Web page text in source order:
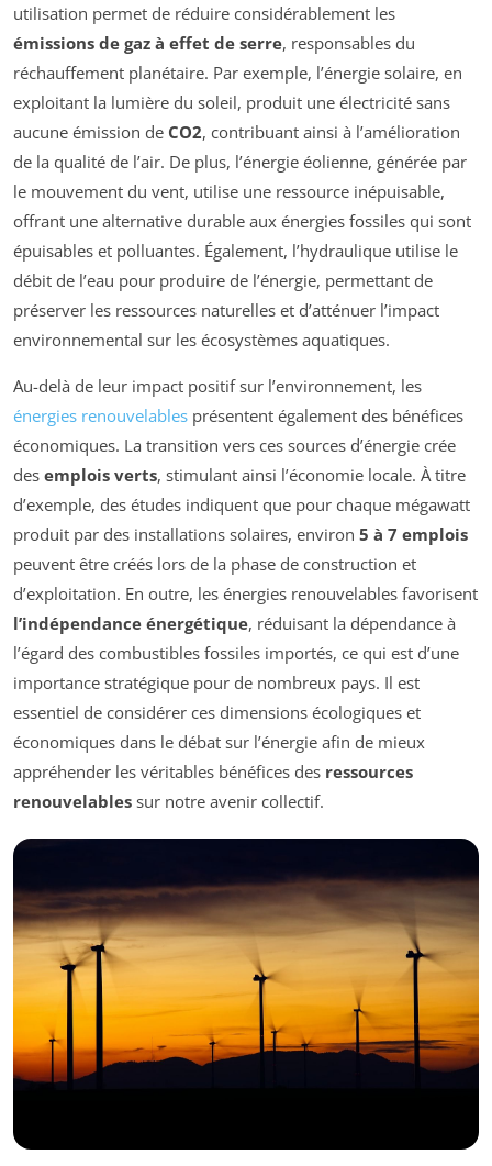
utilisation permet de réduire considérablement les
émissions de gaz à effet de serre, responsables du
réchauffement planétaire. Par exemple, l’énergie solaire, en
exploitant la lumière du soleil, produit une électricité sans
aucune émission de CO2, contribuant ainsi à l’amélioration
de la qualité de l’air. De plus, l’énergie éolienne, générée par
le mouvement du vent, utilise une ressource inépuisable,
offrant une alternative durable aux énergies fossiles qui sont
épuisables et polluantes. Également, l’hydraulique utilise le
débit de l’eau pour produire de l’énergie, permettant de
préserver les ressources naturelles et d’atténuer l’impact
environnemental sur les écosystèmes aquatiques.
Au-delà de leur impact positif sur l’environnement, les
énergies renouvelables présentent également des bénéfices
économiques. La transition vers ces sources d’énergie crée
des emplois verts, stimulant ainsi l’économie locale. À titre
d’exemple, des études indiquent que pour chaque mégawatt
produit par des installations solaires, environ 5 à 7 emplois
peuvent être créés lors de la phase de construction et
d’exploitation. En outre, les énergies renouvelables favorisent
l’indépendance énergétique, réduisant la dépendance à
l’égard des combustibles fossiles importés, ce qui est d’une
importance stratégique pour de nombreux pays. Il est
essentiel de considérer ces dimensions écologiques et
économiques dans le débat sur l’énergie afin de mieux
appréhender les véritables bénéfices des ressources
renouvelables sur notre avenir collectif.